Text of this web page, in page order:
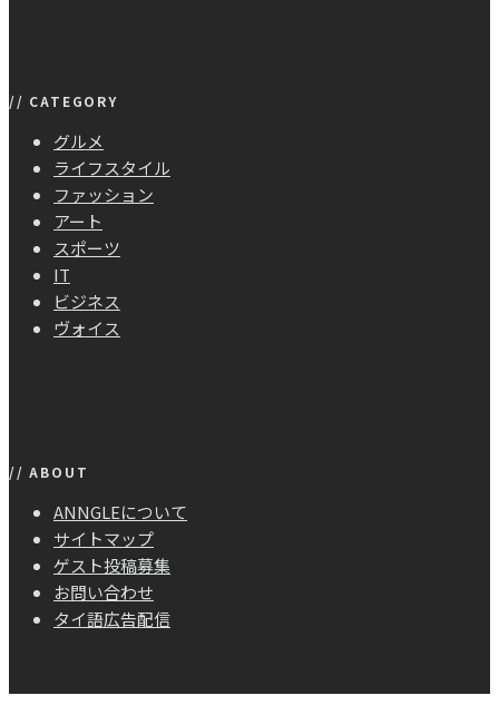
// CATEGORY
グルメ
ライフスタイル
ファッション
アート
スポーツ
IT
ビジネス
ヴォイス
// ABOUT
ANNGLEについて
サイトマップ
ゲスト投稿募集
お問い合わせ
タイ語広告配信